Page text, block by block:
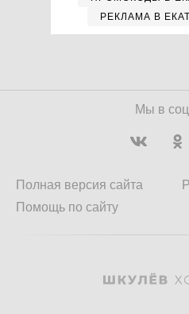
РЕКЛАМА В
Мы в
Полная версия сайта
Помощь по сайту